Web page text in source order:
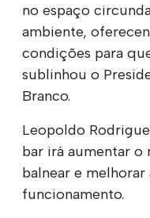
no espaço
ambiente,
condições para
sublinhou o
Branco.
Leopoldo
bar irá aumentar o
balnear e
funcionamento.